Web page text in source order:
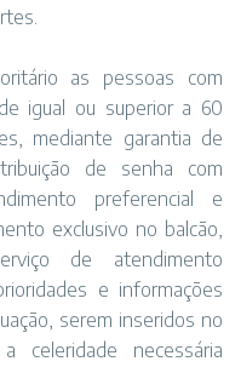
as pessoas com
igual ou superior a 60
mediante garantia de
de senha com
preferencial e
exclusivo no balcão,
de atendimento
e informações
serem inseridos no
celeridade necessária